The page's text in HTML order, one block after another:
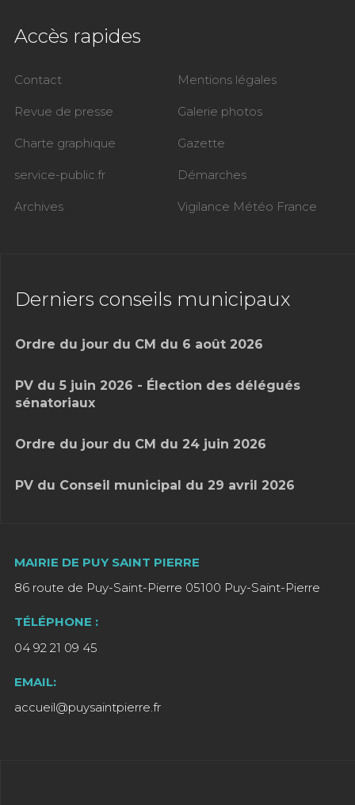
Accès rapides
Contact Mentions légales
Revue de presse Galerie photos
Charte graphique Gazette
service-public.fr Démarches
Archives Vigilance Météo France
Derniers conseils municipaux
Ordre du jour du CM du 6 août 2026
PV du 5 juin 2026 - Élection des délégués
sénatoriaux
Ordre du jour du CM du 24 juin 2026
PV du Conseil municipal du 29 avril 2026
MAIRIE DE PUY SAINT PIERRE
86 route de Puy-Saint-Pierre 05100 Puy-Saint-Pierre
TÉLÉPHONE :
04 92 21 09 45
EMAIL:
accueil@puysaintpierre.fr